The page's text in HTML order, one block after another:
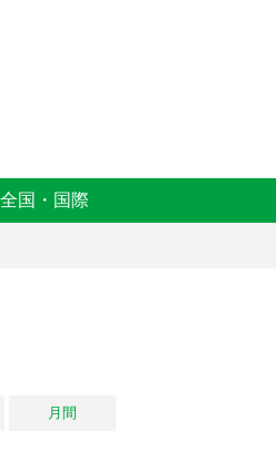
全国・国際
月間